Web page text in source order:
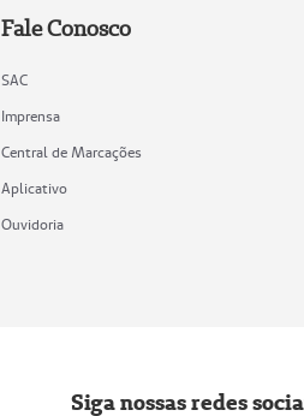
Fale Conosco
SAC
Imprensa
Central de Marcações
Aplicativo
Ouvidoria
Siga nossas redes